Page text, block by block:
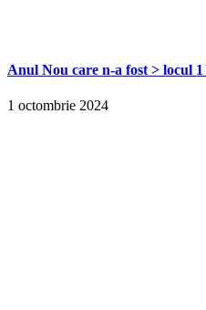
Anul Nou care n-a fost > locul
1 octombrie 2024